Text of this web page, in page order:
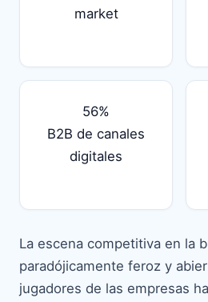
market
56%
B2B de canales
digitales
La escena competitiva en la
paradójicamente feroz y
jugadores de las empresas